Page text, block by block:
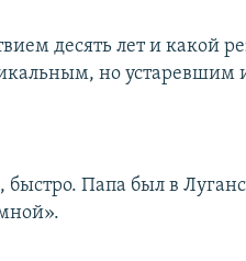
десять лет и какой
но
быстро. Папа был в